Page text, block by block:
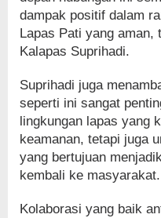
dampak positif dalam
Lapas Pati yang aman,
Kalapas Suprihadi.
Suprihadi juga
seperti ini sangat
lingkungan lapas yang
keamanan, tetapi juga
yang bertujuan
kembali ke masyarakat.
Kolaborasi yang baik